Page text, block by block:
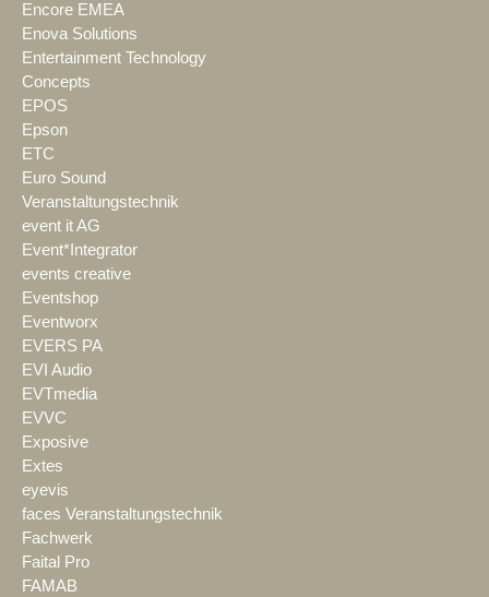
Encore EMEA
Enova Solutions
Entertainment Technology
Concepts
EPOS
Epson
ETC
Euro Sound
Veranstaltungstechnik
event it AG
Event*Integrator
events creative
Eventshop
Eventworx
EVERS PA
EVI Audio
EVTmedia
EVVC
Exposive
Extes
eyevis
faces Veranstaltungstechnik
Fachwerk
Faital Pro
FAMAB